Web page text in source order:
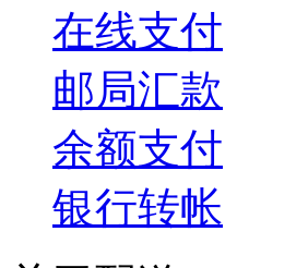
在线支付
邮局汇款
余额支付
银行转帐